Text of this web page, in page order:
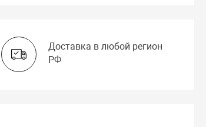
Доставка в любой регион
РФ